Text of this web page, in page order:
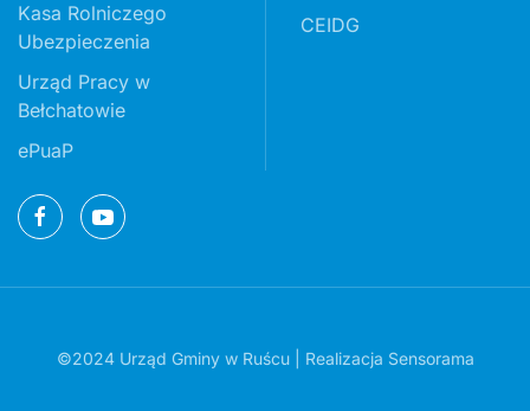
Kasa Rolniczego
Ubezpieczenia
Urząd Pracy w
Bełchatowie
ePuaP
CEIDG
©2024 Urząd Gminy w Ruścu | Realizacja Sensorama